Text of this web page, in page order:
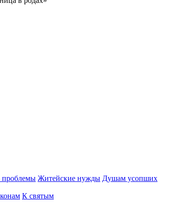
проблемы Житейские нужды Душам усопших
К святым